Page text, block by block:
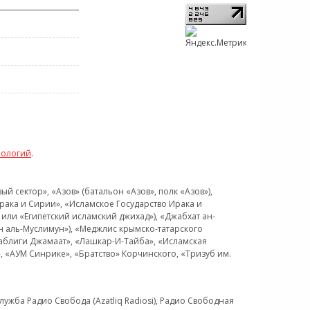
.
«Азов» (батальон «Азов», полк «Азов»),
и Сирии», «Исламское Государство Ирака и
«Египетский исламский джихад»), «Джабхат ан-
Муслимун»), «Меджлис крымско-татарского
Джамаат», «Лашкар-И-Тайба», «Исламская
Синрике», «Братство» Корчинского, «Тризуб им.
Радио Свобода (Azatliq Radiosi), Радио Свободная